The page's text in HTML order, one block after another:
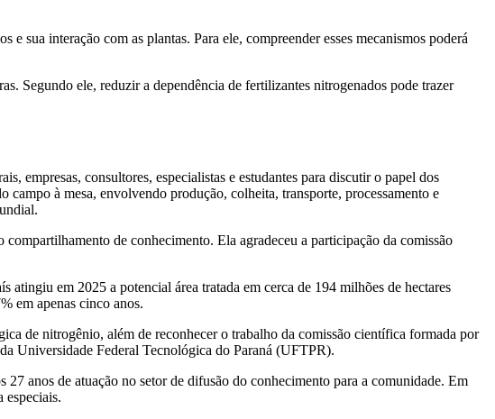
sua interação com as plantas. Para ele, compreender esses mecanismos poderá
Segundo ele, reduzir a dependência de fertilizantes nitrogenados pode trazer
empresas, consultores, especialistas e estudantes para discutir o papel dos
à mesa, envolvendo produção, colheita, transporte, processamento e
de conhecimento. Ela agradeceu a participação da comissão
em 2025 a potencial área tratada em cerca de 194 milhões de hectares
em apenas cinco anos.
de nitrogênio, além de reconhecer o trabalho da comissão científica formada por
Universidade Federal Tecnológica do Paraná (UFTPR).
anos de atuação no setor de difusão do conhecimento para a comunidade. Em
especiais.